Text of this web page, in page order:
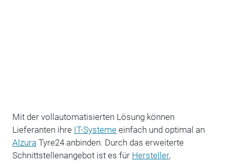
Mit der vollautomatisierten Lösung können
Lieferanten ihre IT-Systemeeinfach und optimal an
Alzura Tyre24 anbinden. Durch das erweiterte
Schnittstellenangebot ist es für Hersteller,